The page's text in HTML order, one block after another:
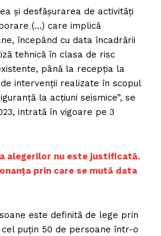
şi desfăşurarea de activităţi
(…) care implică
începând cu data încadrării
tehnică în clasa de risc
până la recepţia la
intervenţii realizate în scopul
la acţiuni seismice”, se
intrată în vigoare pe 3
alegerilor nu este justificată.
prin care se mută data
este definită de lege prin
puţin 50 de persoane într-o